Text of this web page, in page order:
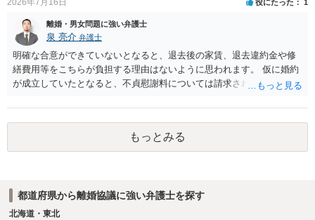
役にたった 1
離婚・男女問題に強い弁護士
泉 亮介 弁護士
明確な合意ができていないとなると、退去後の家賃、退去違約金や修
繕費用等をこちらが負担する理由はないように思われます。 仮に婚約
が成立していたとなると、不貞慰謝料については請求される可能性が
れば早めに弁護士に相談し、弁護士から回答をさせると良いでしょ
う。
もっとみる
都道府県から離婚協議に強い弁護士を探す
北海道・東北